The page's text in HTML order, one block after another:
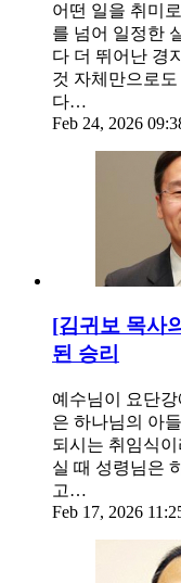
어떤 일을 취미
를 넘어 일정한
다 더 뛰어난 경
것 자체만으로
다…
Feb 24, 2026
[김귀보 목사
된 승리
예수님이 요단
은 하나님의 아
되시는 취임식
실 때 성령님은
고…
Feb 17, 2026